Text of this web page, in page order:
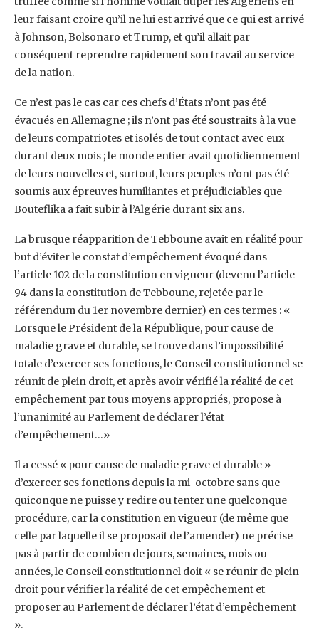
leur faisant croire qu’il ne lui est arrivé que ce qui est arrivé
‎à Johnson, Bolsonaro et Trump, et qu’il allait par
conséquent reprendre rapidement son travail au ‎service
de la nation. ‎
Ce n’est pas le cas car ces chefs d’États n’ont pas été
évacués en Allemagne ; ils n’ont pas été ‎soustraits à la vue
de leurs compatriotes et isolés de tout contact avec eux
durant deux mois ; le ‎monde entier avait quotidiennement
de leurs nouvelles et, surtout, leurs peuples n’ont pas été
‎soumis aux épreuves humiliantes et préjudiciables que
Bouteflika a fait subir à l’Algérie durant six ‎ans.‎
La brusque réapparition de Tebboune avait en réalité pour
but d’éviter le constat d’empêchement ‎évoqué dans
l’article 102 de la constitution en vigueur (devenu l’article
94 dans la constitution de ‎Tebboune, rejetée par le
référendum du 1er novembre dernier) en ces termes : «
Lorsque le ‎Président de la République, pour cause de
maladie grave et durable, se trouve dans l’impossibilité
‎totale d’exercer ses fonctions, le Conseil constitutionnel se
réunit de plein droit, et après avoir vérifié ‎la réalité de cet
empêchement par tous moyens appropriés, propose à
l’unanimité au Parlement de ‎déclarer l’état
d’empêchement…» ‎
Il a cessé « pour cause de maladie grave et durable »
d’exercer ses fonctions depuis la mi-octobre ‎sans que
quiconque ne puisse y redire ou tenter une quelconque
procédure, car la constitution en ‎vigueur (de même que
celle par laquelle il se proposait de l’amender) ne précise
pas à partir de ‎combien de jours, semaines, mois ou
années, le Conseil constitutionnel doit « se réunir de plein
‎droit pour vérifier la réalité de cet empêchement et
proposer au Parlement de déclarer l’état ‎d’empêchement
».